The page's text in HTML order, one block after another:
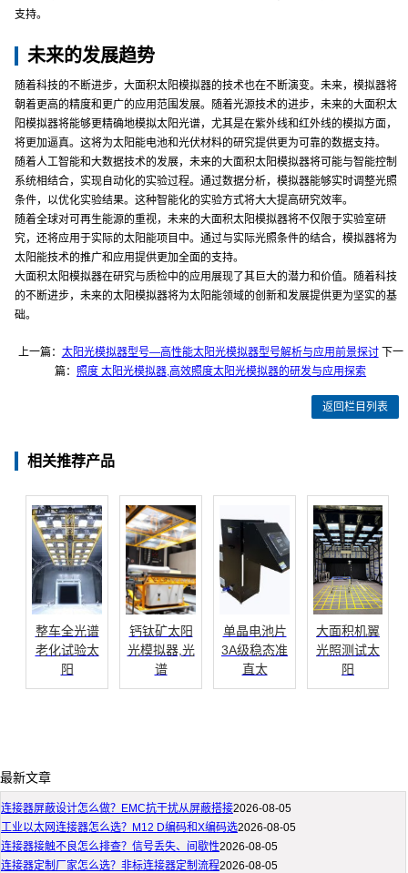
支持。
未来的发展趋势
随着科技的不断进步，大面积太阳模拟器的技术也在不断演变。未来，模拟器将
朝着更高的精度和更广的应用范围发展。随着光源技术的进步，未来的大面积太
阳模拟器将能够更精确地模拟太阳光谱，尤其是在紫外线和红外线的模拟方面，
将更加逼真。这将为太阳能电池和光伏材料的研究提供更为可靠的数据支持。
随着人工智能和大数据技术的发展，未来的大面积太阳模拟器将可能与智能控制
系统相结合，实现自动化的实验过程。通过数据分析，模拟器能够实时调整光照
条件，以优化实验结果。这种智能化的实验方式将大大提高研究效率。
随着全球对可再生能源的重视，未来的大面积太阳模拟器将不仅限于实验室研
究，还将应用于实际的太阳能项目中。通过与实际光照条件的结合，模拟器将为
太阳能技术的推广和应用提供更加全面的支持。
大面积太阳模拟器在研究与质检中的应用展现了其巨大的潜力和价值。随着科技
的不断进步，未来的太阳模拟器将为太阳能领域的创新和发展提供更为坚实的基
础。
上一篇： 太阳光模拟器型号—高性能太阳光模拟器型号解析与应用前景探讨下一
篇： 照度 太阳光模拟器,高效照度太阳光模拟器的研发与应用探索
返回栏目列表
相关推荐产品
整车全光谱
老化试验太
阳
钙钛矿太阳
光模拟器,光
谱
单晶电池片
3A级稳态准
直太
大面积机翼
光照测试太
阳
最新文章
连接器屏蔽设计怎么做？EMC抗干扰从屏蔽搭接2026-08-05
工业以太网连接器怎么选？M12 D编码和X编码选2026-08-05
连接器接触不良怎么排查？信号丢失、间歇性2026-08-05
连接器定制厂家怎么选？非标连接器定制流程2026-08-05